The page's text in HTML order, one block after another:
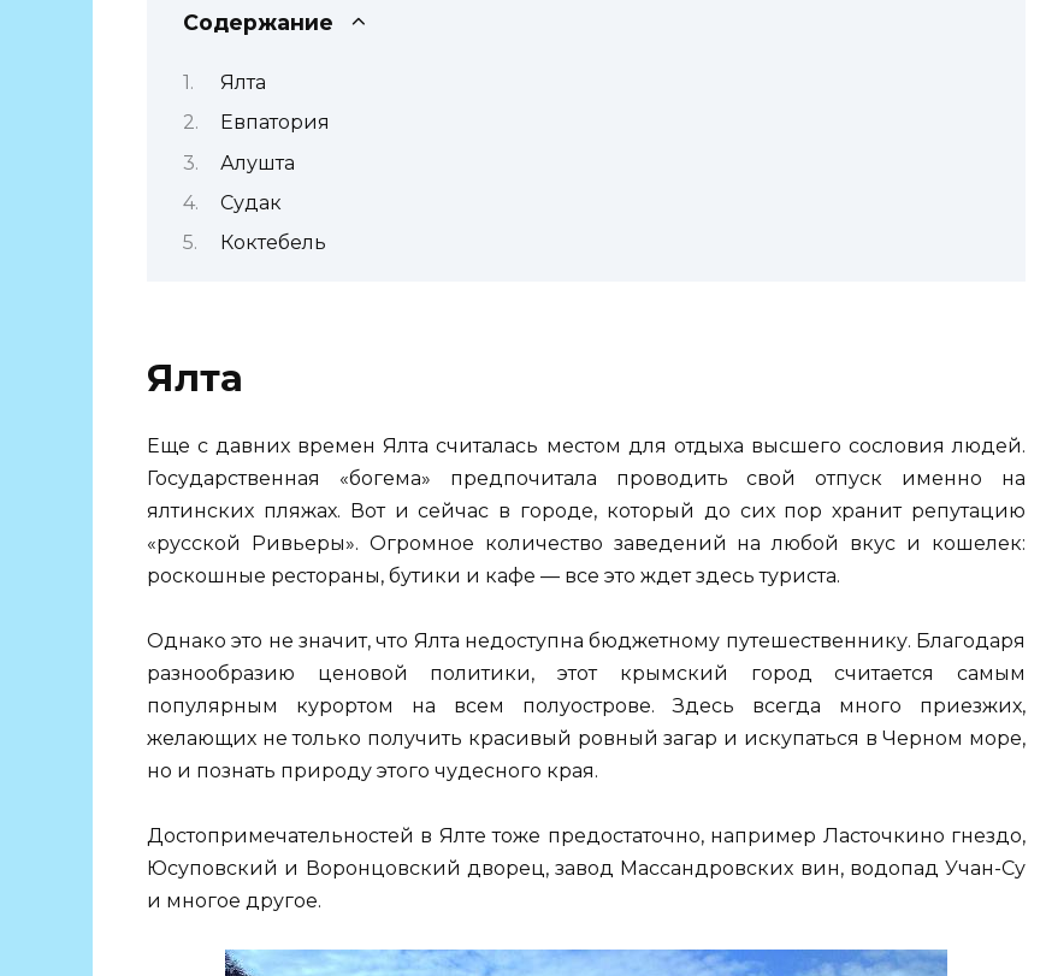
Содержание
Ялта
Евпатория
Алушта
Судак
Коктебель
Ялта
Еще с давних времен Ялта считалась местом для отдыха высшего сословия людей.
Государственная «богема» предпочитала проводить свой отпуск именно на
ялтинских пляжах. Вот и сейчас в городе, который до сих пор хранит репутацию
«русской Ривьеры». Огромное количество заведений на любой вкус и кошелек:
роскошные рестораны, бутики и кафе — все это ждет здесь туриста.
Однако это не значит, что Ялта недоступна бюджетному путешественнику. Благодаря
разнообразию ценовой политики, этот крымский город считается самым
популярным курортом на всем полуострове. Здесь всегда много приезжих,
желающих не только получить красивый ровный загар и искупаться в Черном море,
но и познать природу этого чудесного края.
Достопримечательностей в Ялте тоже предостаточно, например Ласточкино гнездо,
Юсуповский и Воронцовский дворец, завод Массандровских вин, водопад Учан-Су
и многое другое.